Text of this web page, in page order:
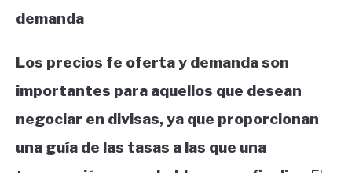
demanda
Los precios fe oferta y demanda son
importantes para aquellos que desean
negociar en divisas, ya que proporcionan
una guía de las tasas a las que una